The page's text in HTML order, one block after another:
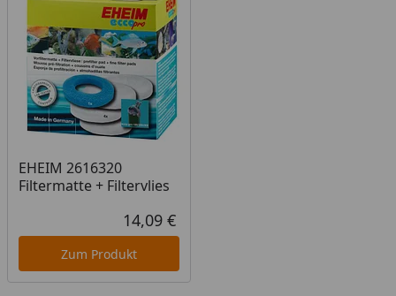
Multifunktionsgriff (zum Tragen +
Öffnen/Schließen + Ansaugen)
Großvolumige Selbstansaugung
Schwenkbare Absperrhähne (besserer
Bedienungskomfort)
Extreme Laufruhe durch Keramikachsen und -lager
Praktische Filterkörbe, individuell befüllbar
der übrigen Filtermedien)
Dauerhaft elastische Silikondichtung am
Pumpenkopf
EHEIM 2616320
Filtermatte + Filtervlies
Aktueller Preis
14,09 €
Zum Produkt